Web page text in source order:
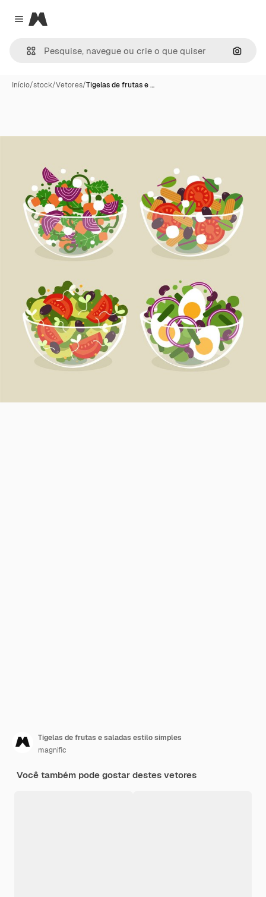
Close menu
Magnific
Início/stock/Vetores/Tigelas de frutas e …
Tigelas de frutas e saladas estilo simples
magnific
Você também pode gostar destes vetores